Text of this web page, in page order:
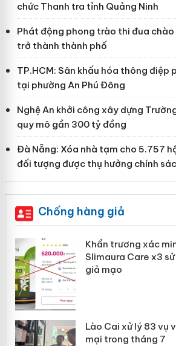
chức Thanh tra tỉnh Quảng Ninh
Phát động phong trào thi đua chào
trở thành thành phố
TP.HCM: Sân khấu hóa thông điệp
tại phường An Phú Đông
Nghệ An khởi công xây dựng
quy mô gần 300 tỷ đồng
Đà Nẵng: Xóa nhà tạm cho 5.757
đối tượng được thụ hưởng chính
Chống hàng giả
Khẩn trương xác
Slimaura Care x3
giả mạo
Lào Cai xử lý 83 vụ
mại trong tháng 7